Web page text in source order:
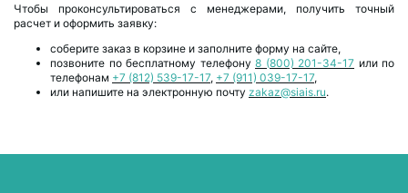
Чтобы проконсультироваться с менеджерами, получить точный
расчет и оформить заявку:
соберите заказ в корзине и заполните форму на сайте,
позвоните по бесплатному телефону 8 (800) 201-34-17 или по
телефонам +7 (812) 539-17-17, +7 (911) 039-17-17,
или напишите на электронную почту zakaz@siais.ru.